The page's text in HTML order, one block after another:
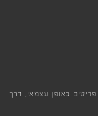
באופן עצמאי, דרך